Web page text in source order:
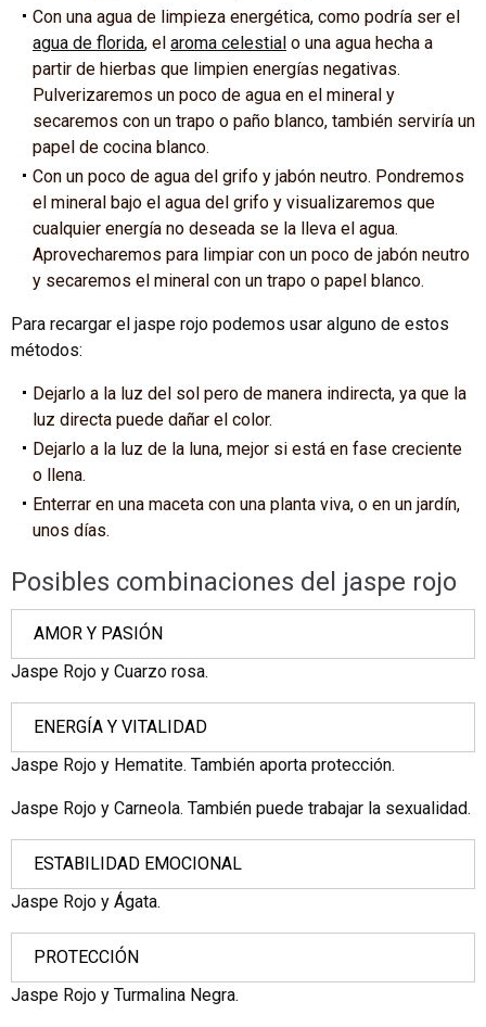
Con una agua de limpieza energética, como podría ser el
agua de florida, el aroma celestial o una agua hecha a
partir de hierbas que limpien energías negativas.
Pulverizaremos un poco de agua en el mineral y
secaremos con un trapo o paño blanco, también serviría un
papel de cocina blanco.
Con un poco de agua del grifo y jabón neutro. Pondremos
el mineral bajo el agua del grifo y visualizaremos que
cualquier energía no deseada se la lleva el agua.
Aprovecharemos para limpiar con un poco de jabón neutro
y secaremos el mineral con un trapo o papel blanco.
Para recargar el jaspe rojo podemos usar alguno de estos
métodos:
Dejarlo a la luz del sol pero de manera indirecta, ya que la
luz directa puede dañar el color.
Dejarlo a la luz de la luna, mejor si está en fase creciente
o llena.
Enterrar en una maceta con una planta viva, o en un jardín,
unos días.
Posibles combinaciones del jaspe rojo
AMOR Y PASIÓN
Jaspe Rojo y Cuarzo rosa.
ENERGÍA Y VITALIDAD
Jaspe Rojo y Hematite. También aporta protección.
Jaspe Rojo y Carneola. También puede trabajar la sexualidad.
ESTABILIDAD EMOCIONAL
Jaspe Rojo y Ágata.
PROTECCIÓN
Jaspe Rojo y Turmalina Negra.